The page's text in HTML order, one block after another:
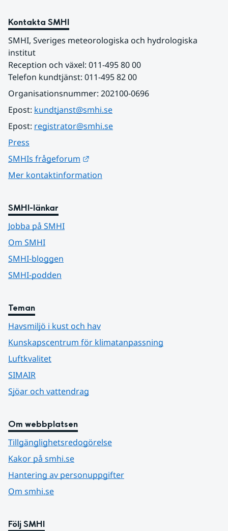
Kontakta SMHI
SMHI, Sveriges meteorologiska och hydrologiska
institut
Reception och växel: 011-495 80 00
Telefon kundtjänst: 011-495 82 00
Organisationsnummer: 202100-0696
Epost: kundtjanst@smhi.se
Epost: registrator@smhi.se
Press
SMHIs frågeforum
Mer kontaktinformation
SMHI-länkar
Jobba på SMHI
Om SMHI
SMHI-bloggen
SMHI-podden
Teman
Havsmiljö i kust och hav
Kunskapscentrum för klimatanpassning
Luftkvalitet
SIMAIR
Sjöar och vattendrag
Om webbplatsen
Tillgänglighetsredogörelse
Kakor på smhi.se
Hantering av personuppgifter
Om smhi.se
Följ SMHI